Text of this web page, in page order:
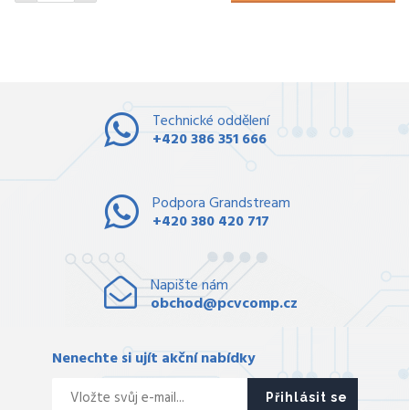
Technické oddělení
+420 386 351 666
Podpora Grandstream
+420 380 420 717
Napište nám
obchod@pcvcomp.cz
Nenechte si ujít akční nabídky
Přihlásit se